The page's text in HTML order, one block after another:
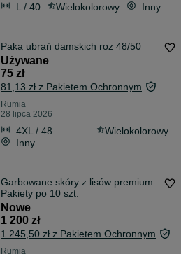
L / 40 Wielokolorowy Inny
Paka ubrań damskich roz 48/50
Używane
75 zł
81,13 zł z Pakietem Ochronnym
Rumia
28 lipca 2026
4XL / 48
Wielokolorowy
Inny
Garbowane skóry z lisów premium.
Pakiety po 10 szt.
Nowe
1 200 zł
1 245,50 zł z Pakietem Ochronnym
Rumia